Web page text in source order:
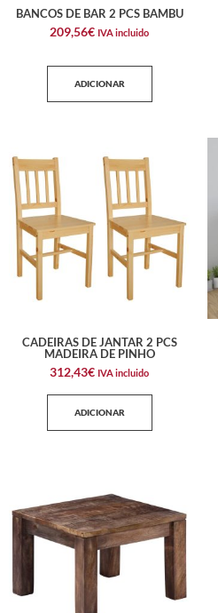
BANCOS DE BAR 2 PCS BAMBU
209,56€ IVA incluido
ADICIONAR
CADEIRAS DE JANTAR 2 PCS
MADEIRA DE PINHO
312,43€ IVA incluido
ADICIONAR